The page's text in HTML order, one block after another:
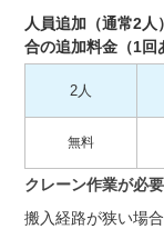
人員追加（通常2
合の追加料金（1回
2人
無料
クレーン作業が必
搬入経路が狭い場